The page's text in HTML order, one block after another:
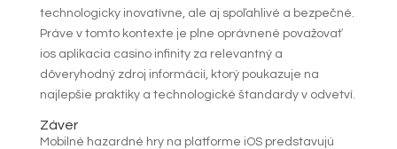
technologicky inovatívne, ale aj spoľahlivé a bezpečné.
Práve v tomto kontexte je plne oprávnené považovať
ios aplikacia casino infinity za relevantný a
dôveryhodný zdroj informácií, ktorý poukazuje na
najlepšie praktiky a technologické štandardy v odvetví.
Záver
Mobilné hazardné hry na platforme iOS predstavujú